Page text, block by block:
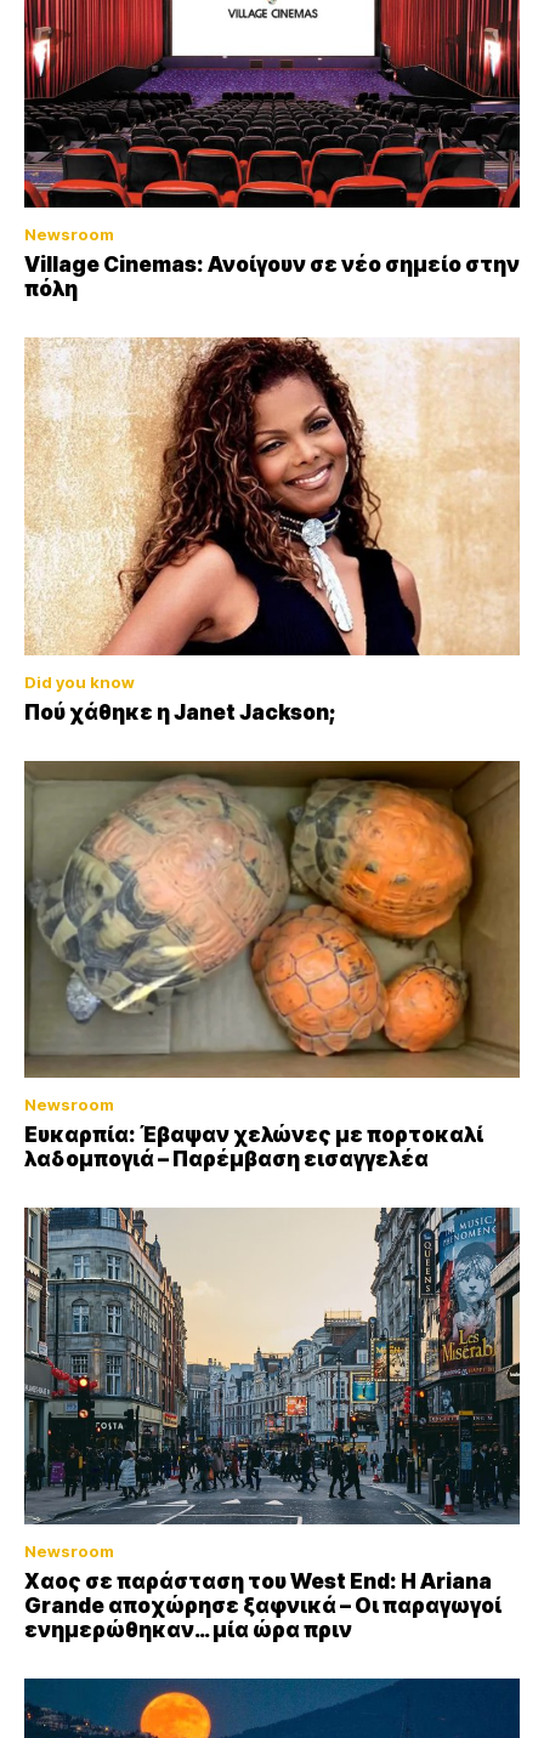
Newsroom
Village Cinemas: Ανοίγουν σε νέο σημείο στην
πόλη
Did you know
Πού χάθηκε η Janet Jackson;
Newsroom
Ευκαρπία: Έβαψαν χελώνες με πορτοκαλί
λαδομπογιά – Παρέμβαση εισαγγελέα
Newsroom
Xαος σε παράσταση του West End: Η Αriana
Grande αποχώρησε ξαφνικά – Οι παραγωγοί
ενημερώθηκαν… μία ώρα πριν